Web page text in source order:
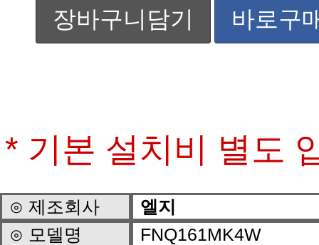
장바구니담기 바로구
* 기본 설치비 별도
⊙ 제조회사
엘지
⊙ 모델명
FNQ161MK4W